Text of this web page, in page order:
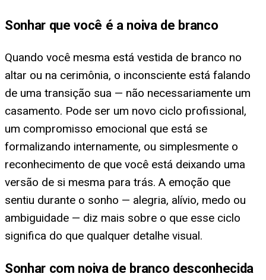
Sonhar que você é a noiva de branco
Quando você mesma está vestida de branco no
altar ou na cerimônia, o inconsciente está falando
de uma transição sua — não necessariamente um
casamento. Pode ser um novo ciclo profissional,
um compromisso emocional que está se
formalizando internamente, ou simplesmente o
reconhecimento de que você está deixando uma
versão de si mesma para trás. A emoção que
sentiu durante o sonho — alegria, alívio, medo ou
ambiguidade — diz mais sobre o que esse ciclo
significa do que qualquer detalhe visual.
Sonhar com noiva de branco desconhecida